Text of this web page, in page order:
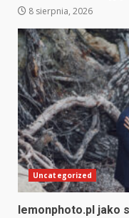
8 sierpnia, 2026
Uncategorized
lemonphoto.pl jako